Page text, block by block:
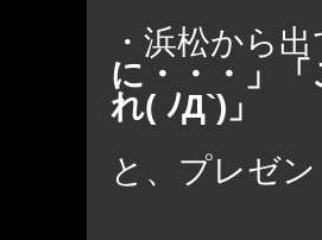
・浜松から
に・・・」
れ( ﾉД`)」
と、プレゼ